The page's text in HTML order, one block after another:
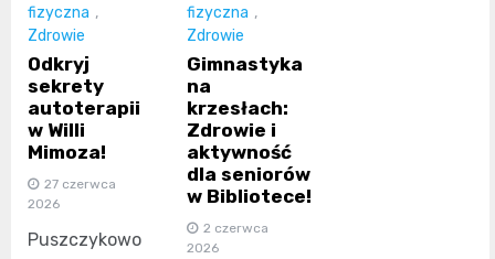
fizyczna ,
Zdrowie
Odkryj
sekrety
autoterapii
w Willi
Mimoza!
27 czerwca
2026
Puszczykowo
fizyczna ,
Zdrowie
Gimnastyka
na
krzesłach:
Zdrowie i
aktywność
dla seniorów
w Bibliotece!
2 czerwca
2026